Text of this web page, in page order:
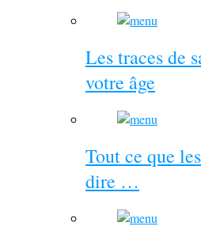
Les traces de
votre âge
Tout ce que
dire …